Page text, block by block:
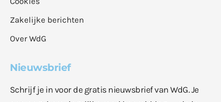
Zakelijke berichten
Over WdG
Nieuwsbrief
Schrijf je in voor de gratis nieuwsbrief van WdG. Je